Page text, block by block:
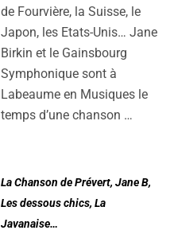
de Fourvière, la Suisse, le
Japon, les Etats-Unis… Jane
Birkin et le Gainsbourg
Symphonique sont à
Labeaume en Musiques le
temps d’une chanson …
La Chanson de Prévert, Jane B,
Les dessous chics, La
Javanaise…